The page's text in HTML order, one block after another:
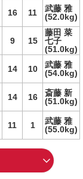
16 11
武藤 雅
(52.0kg)
9 15
藤田 菜
七子
(51.0kg)
14 10
武藤 雅
(54.0kg)
14 16
斎藤 新
(51.0kg)
11 1
武藤 雅
(55.0kg)